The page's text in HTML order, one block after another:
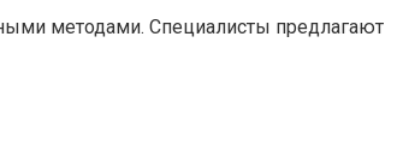
методами. Специалисты предлагают